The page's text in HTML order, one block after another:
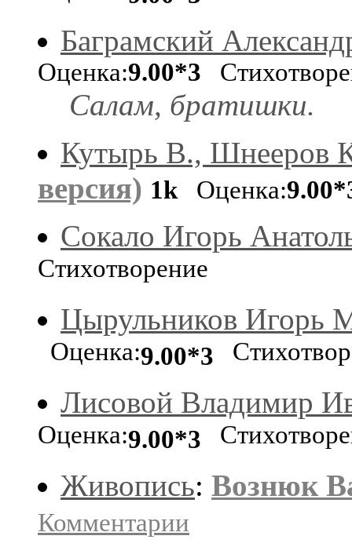
Баграмский
Оценка:9.00*3
Салам, братишки.
Кутырь В., Шнееров
версия) 1k Оценка:
Сокало Игорь
Стихотворение
Цырульников Игорь
Оценка:9.00*3
Лисовой Владимир
Оценка:9.00*3
Живопись: Вознюк
Комментарии